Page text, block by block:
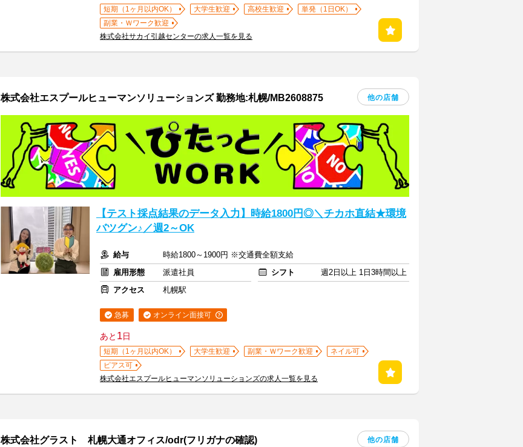
短期（1ヶ月以内OK） 大学生歓迎 高校生歓迎
単発（1日OK）
副業・Ｗワーク歓迎
株式会社サカイ引越センターの求人一覧を見る
株式会社エスプールヒューマンソリューションズ 勤務地:札幌/MB2608875 他の店舗
【テスト採点結果のデータ入力】時給1800円◎＼チカホ直結★環境
バツグン♪／週2～OK
給与
時給1800～1900円 ※交通費全額支給
雇用形態
派遣社員 シフト
週2日以上 1日3時間以上
アクセス
札幌駅
急募 オンライン面接可
あと 1日
短期（1ヶ月以内OK） 大学生歓迎 副業・Ｗワーク歓迎
ネイル可
ピアス可
株式会社エスプールヒューマンソリューションズの求人一覧を見る
株式会社グラスト 札幌大通オフィス/odr(フリガナの確認) 他の店舗